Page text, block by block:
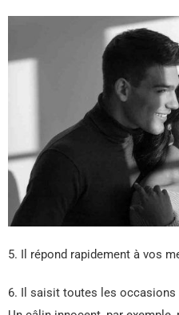
5. Il répond rapidement à vos
6. Il saisit toutes les